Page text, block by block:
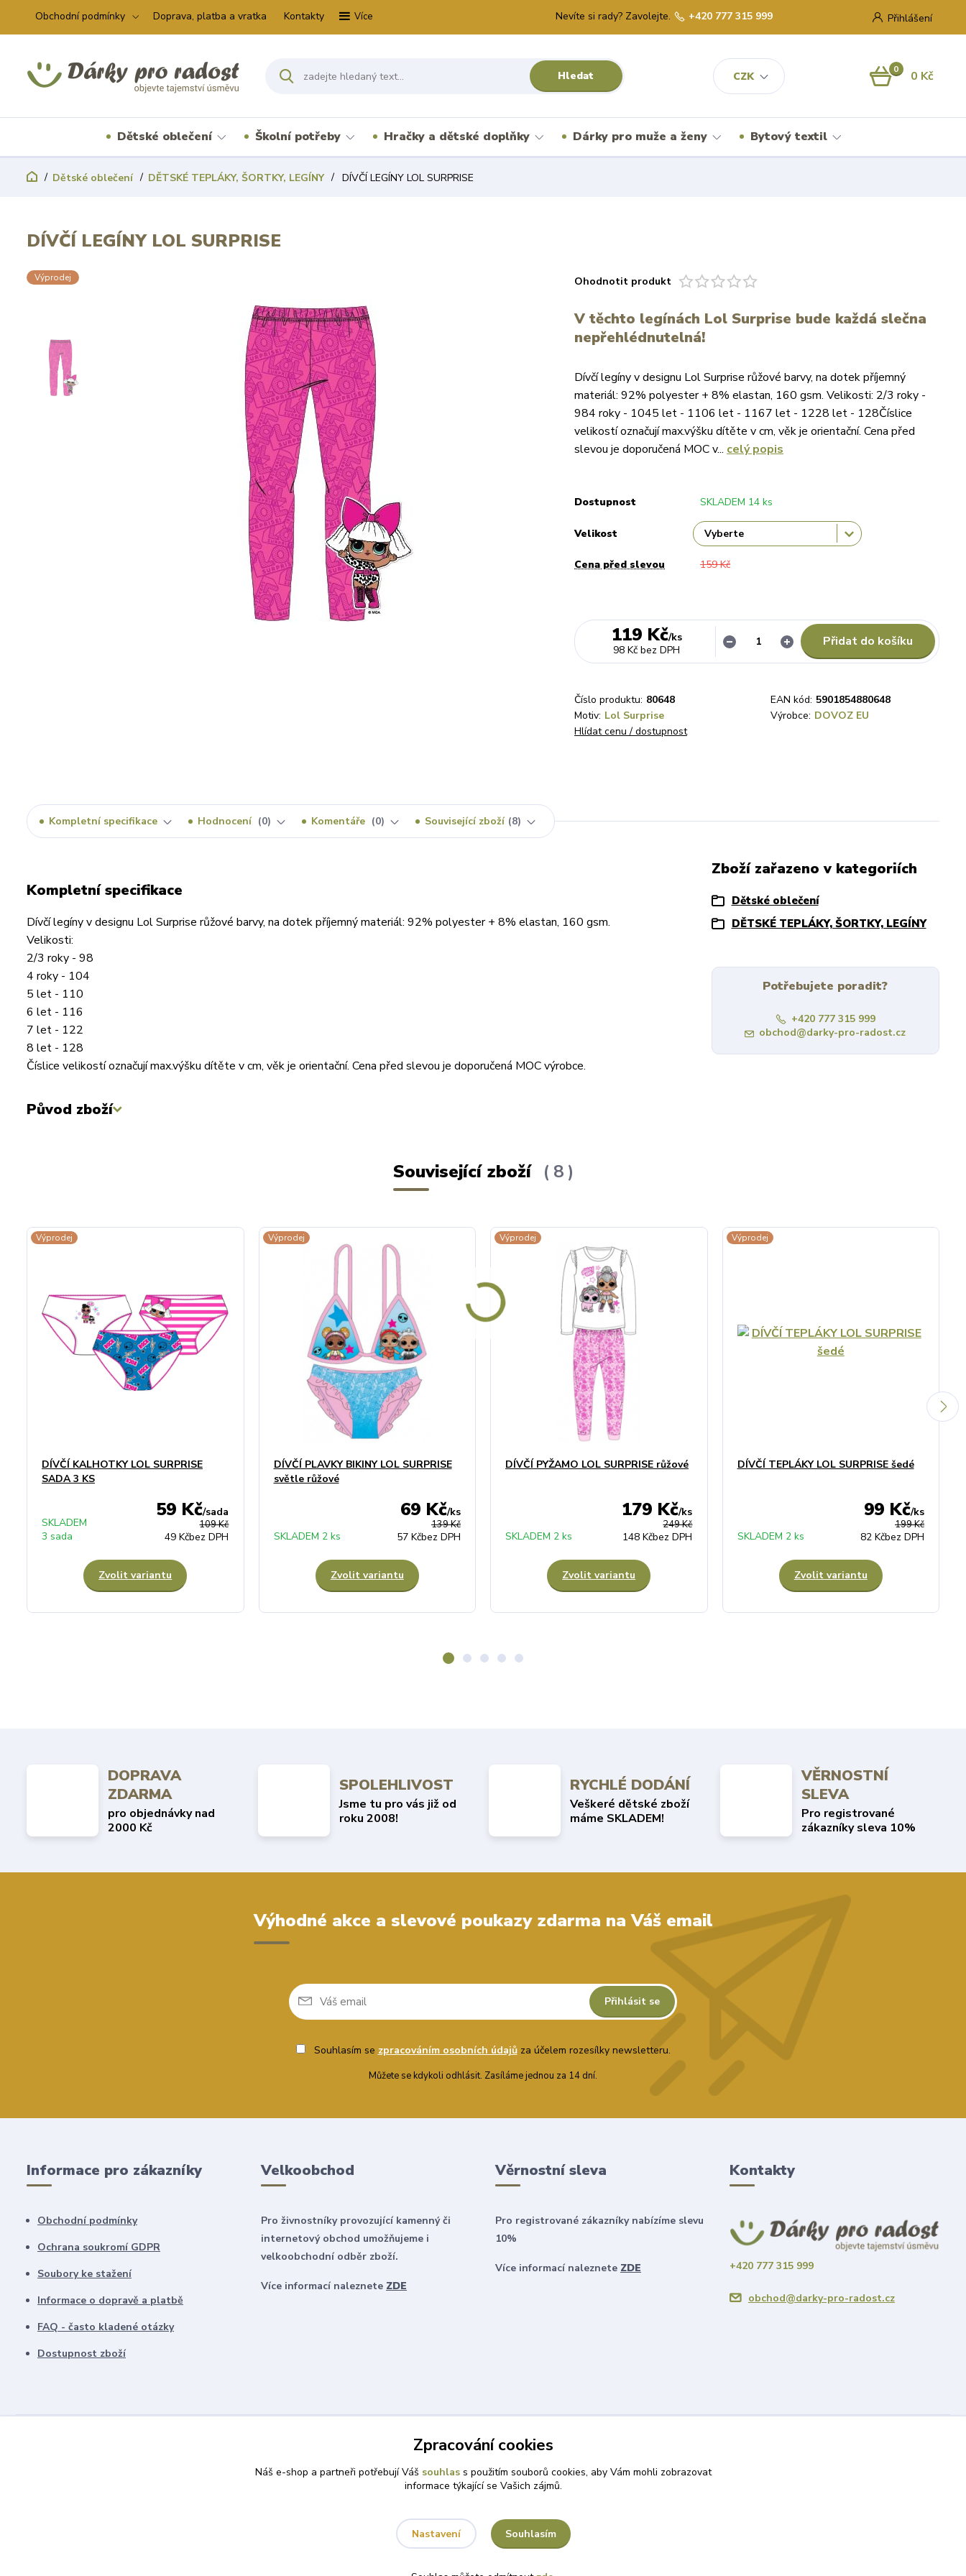
Obchodní podmínky Doprava, platba a vratka Kontakty Více
CZK
Přihlášení
Hledat
Nevíte si rady? Zavolejte. +420 777 315 999
0 0 Kč
Dětské oblečení Školní potřeby Hračky a dětské doplňky Dárky pro muže a ženy Bytový textil
Dětské oblečení DĚTSKÉ TEPLÁKY, ŠORTKY, LEGÍNY DÍVČÍ LEGÍNY LOL SURPRISE
DÍVČÍ LEGÍNY LOL SURPRISE
Výprodej Ohodnotit produkt
V těchto legínách Lol Surprise bude každá slečna
nepřehlédnutelná!
Dívčí legíny v designu Lol Surprise růžové barvy, na dotek příjemný
materiál: 92% polyester + 8% elastan, 160 gsm. Velikosti: 2/3 roky -
984 roky - 1045 let - 1106 let - 1167 let - 1228 let - 128Číslice
velikostí označují max.výšku dítěte v cm, věk je orientační. Cena před
slevou je doporučená MOC v... celý popis
Dostupnost SKLADEM 14 ks
Velikost
Cena před slevou 159 Kč
119 Kč/ks
98 Kč bez DPH
Přidat do košíku
Číslo produktu: 80648 EAN kód: 5901854880648
Motiv: Lol Surprise Výrobce: DOVOZ EU
Hlídat cenu / dostupnost
Kompletní specifikace Hodnocení 0 Komentáře 0 Související zboží 8
Kompletní specifikace
Dívčí legíny v designu Lol Surprise růžové barvy, na dotek příjemný materiál: 92% polyester + 8% elastan, 160 gsm.
Velikosti:
2/3 roky - 98
4 roky - 104
5 let - 110
6 let - 116
7 let - 122
8 let - 128
Číslice velikostí označují max.výšku dítěte v cm, věk je orientační. Cena před slevou je doporučená MOC výrobce.
Původ zboží
Zboží zařazeno v kategoriích
Dětské oblečení
DĚTSKÉ TEPLÁKY, ŠORTKY, LEGÍNY
Potřebujete poradit?
+420 777 315 999
obchod@darky-pro-radost.cz
Související zboží 8
Výprodej
DÍVČÍ KALHOTKY LOL SURPRISE
SADA 3 KS
109 Kč
59 Kč/sada
49 Kčbez DPH
SKLADEM
3 sada
Zvolit variantu
Výprodej
DÍVČÍ PLAVKY BIKINY LOL SURPRISE
světle růžové
139 Kč
69 Kč/ks
57 Kčbez DPH
SKLADEM 2 ks
Zvolit variantu
Výprodej
DÍVČÍ PYŽAMO LOL SURPRISE růžové
249 Kč
179 Kč/ks
148 Kčbez DPH
SKLADEM 2 ks
Zvolit variantu
Výprodej
DÍVČÍ TEPLÁKY LOL SURPRISE šedé
199 Kč
99 Kč/ks
82 Kčbez DPH
SKLADEM 2 ks
Zvolit variantu
DOPRAVA
ZDARMA
pro objednávky nad
2000 Kč
SPOLEHLIVOST
Jsme tu pro vás již od
roku 2008!
RYCHLÉ DODÁNÍ
Veškeré dětské zboží
máme SKLADEM!
VĚRNOSTNÍ
SLEVA
Pro registrované
zákazníky sleva 10%
Výhodné akce a slevové poukazy zdarma na Váš email
Přihlásit se
Souhlasím se zpracováním osobních údajůza účelem rozesílky newsletteru.
Můžete se kdykoli odhlásit. Zasíláme jednou za 14 dní.
Informace pro zákazníky
Obchodní podmínky
Ochrana soukromí GDPR
Soubory ke stažení
Informace o dopravě a platbě
FAQ - často kladené otázky
Dostupnost zboží
Velkoobchod
Pro živnostníky provozující kamenný či
internetový obchod umožňujeme i
velkoobchodní odběr zboží.
Více informací naleznete ZDE
Věrnostní sleva
Pro registrované zákazníky nabízíme slevu
10%
Více informací naleznete ZDE
Kontakty
+420 777 315 999
obchod@darky-pro-radost.cz
Zpracování cookies
Náš e-shop a partneři potřebují Váš souhlass použitím souborů cookies, aby Vám mohli zobrazovat
informace týkající se Vašich zájmů.
Nastavení Souhlasím